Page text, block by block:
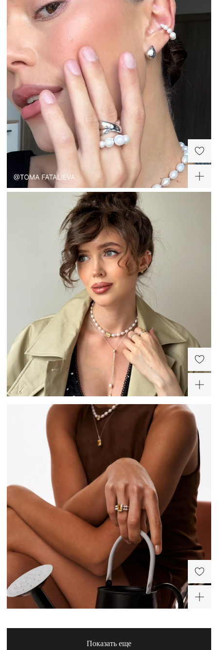
Серебряные серьги-
гвоздики с фианитами
3мм
4 200 ₽
Серебряные тройные
серьги с фианитами
Грация
9 600 ₽
Серебряный чокер из
жемчуга с желтым
фианитом Сицилия
Серебряное колье с
подвеской с желтым
фианитом
11 600 ₽
-20%
Серебряное кольцо с
жемчугом и крупным
белым фианитом
Сицилия
8 480 ₽
Серебряный чокер из
жемчуга с желтым
фианитом Сицилия
Серебряное изогнутое
кольцо с жемчугом
Кольцо кросс из серебра
-20%
Серебряные серьги-
пусеты в виде капли
Серебряный чокер из
жемчуга с желтым
фианитом Сицилия
24 000 ₽
Серебряное колье-
галстук с жемчугом
Сицилия
6 230 ₽
Серебряное кольцо с
Показать еще